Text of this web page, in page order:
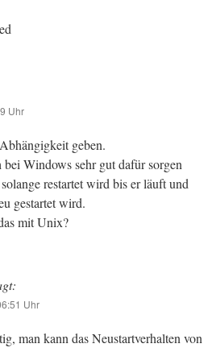
Uhr
geben.
Windows sehr gut dafür sorgen
restartet wird bis er läuft und
gestartet wird.
mit Unix?
Uhr
man kann das Neustartverhalten von